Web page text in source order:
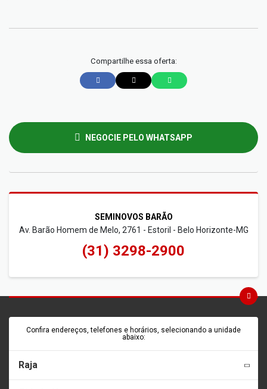
Compartilhe essa oferta:
NEGOCIE PELO WHATSAPP
SEMINOVOS BARÃO
Av. Barão Homem de Melo, 2761 - Estoril - Belo Horizonte-MG
(31) 3298-2900
Confira endereços, telefones e horários, selecionando a unidade
abaixo:
Raja